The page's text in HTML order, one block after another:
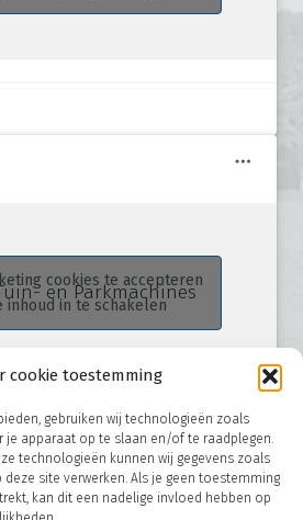
cookie toestemming
gebruiken wij technologieën zoals
apparaat op te slaan en/of te raadplegen.
technologieën kunnen wij gegevens zoals
site verwerken. Als je geen toestemming
kan dit een nadelige invloed hebben op
en Parkmachines
cookies te accepteren
inhoud in te schakelen